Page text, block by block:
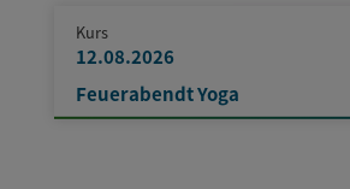
Kurs
12.08.2026
Feuerabendt Yoga